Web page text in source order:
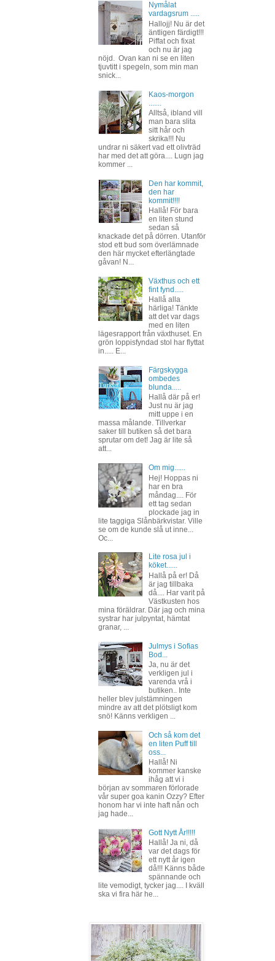
Nymålat
vardagsrum .....
Hallojj! Nu är det
äntligen färdigt!!!
Piffat och fixat
och nu är jag
nöjd. Ovan kan ni se en liten
tjuvtitt i spegeln, som min man
snick...
Kaos-morgon
Alltså, ibland vill
man bara slita
sitt hår och
skrika!!! Nu
undrar ni säkert vad ett olivträd
har med det att göra.... Lugn jag
kommer ...
Den har kommit,
den har
kommit!!!!
Hallå! För bara
en liten stund
sedan så
knackade det på dörren. Utanför
stod ett bud som överlämnade
den här mycket efterlängtade
gåvan! N...
Växthus och ett
fint fynd.....
Hallå alla
härliga! Tänkte
att det var dags
med en liten
lägesrapport från växthuset. En
grön loppisfyndad stol har flyttat
in..... E...
Färgskygga
ombedes
blunda.....
Hallå där på er!
Just nu är jag
mitt uppe i en
massa målande. Tillverkar
saker till butiken så det bara
sprutar om det! Jag är lite så
att...
Om mig......
Hej! Hoppas ni
har en bra
måndag.... För
ett tag sedan
plockade jag in
lite taggiga Slånbärkvistar. Ville
se om de kunde slå ut inne...
Oc...
Lite rosa jul i
köket......
Hallå på er! Då
är jag tillbaka
då.... Har varit på
Västkusten hos
mina föräldrar. Där jag och mina
systrar har julpyntat, hämtat
granar, ...
Julmys i Sofias
Bod...
Ja, nu är det
verkligen jul i
varenda vrå i
butiken.. Inte
heller blev julstämningen
mindre av att det plötsligt kom
snö! Känns verkligen ...
Och så kom det
en liten Puff till
oss...
Hallå! Ni
kommer kanske
ihåg att vi i
början av sommaren förlorade
vår super goa kanin Ozzy? Efter
honom har vi inte haft nån och
jag hade...
Gott Nytt År!!!!!
Hallå! Ja ni, då
var det dags för
ett nytt år igen
då!!! Känns både
spännande och
lite vemodigt, tycker jag.... I kväll
ska vi fira här he...